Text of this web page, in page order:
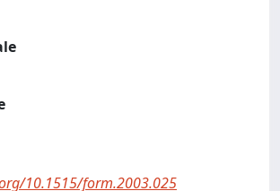
10.1515/form.2003.025